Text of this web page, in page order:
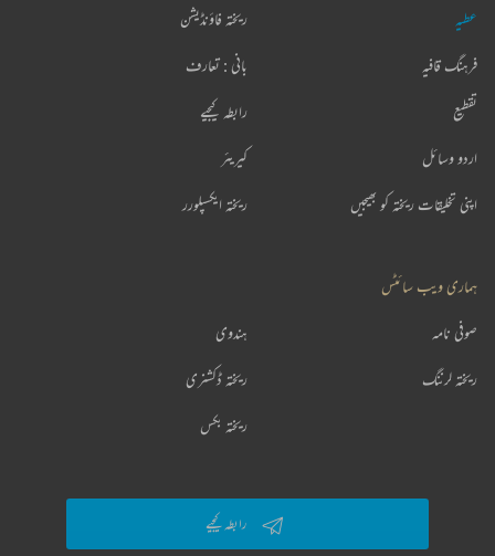
عطیہ
فرہنگ قافیہ
تقطیع
اردو وسائل
اپنی تخلیقات ریختہ کو بھیجیں
ریختہ فاؤنڈیشن
بانی : تعارف
رابطہ کیجیے
کیریئر
ریختہ ایکسپلورر
ہماری ویب سائٹس
ہندوی صوفی نامہ
ریختہ ڈکشنری ریختہ لرننگ
ریختہ بکس
رابطہ کیجیے